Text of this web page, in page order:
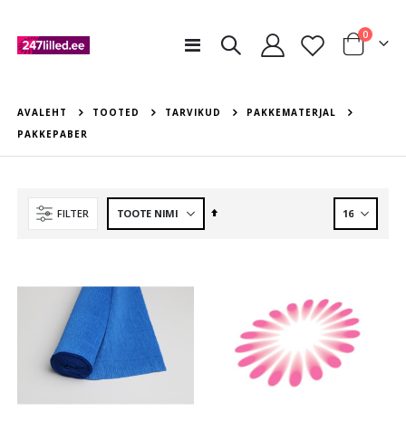
Toggle
Cart
0tooted
AVALEHT TOOTED TARVIKUD
PAKKEMATERJAL
PAKKEPABER
FILTER
Määra